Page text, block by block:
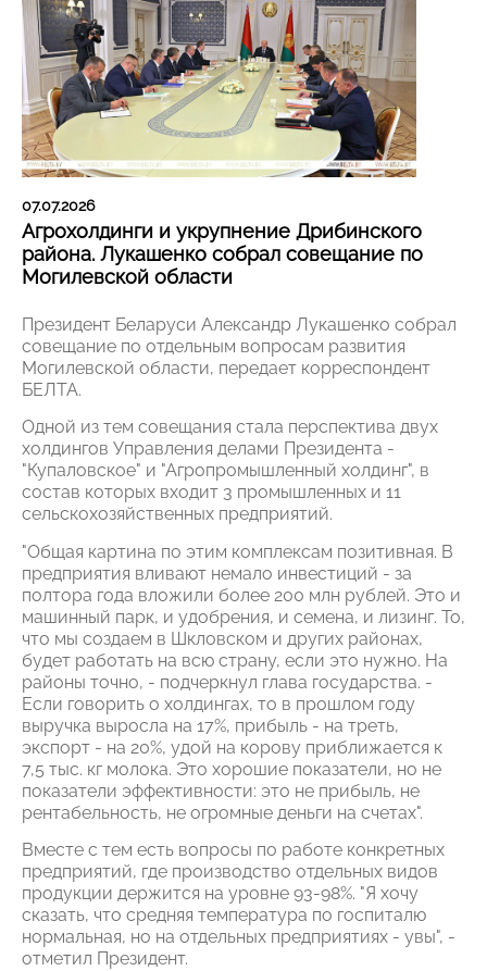
07.07.2026
Агрохолдинги и укрупнение Дрибинского
района. Лукашенко собрал совещание по
Могилевской области
Президент Беларуси Александр Лукашенко собрал
совещание по отдельным вопросам развития
Могилевской области, передает корреспондент
БЕЛТА.
Одной из тем совещания стала перспектива двух
холдингов Управления делами Президента -
"Купаловское" и "Агропромышленный холдинг", в
состав которых входит 3 промышленных и 11
сельскохозяйственных предприятий.
"Общая картина по этим комплексам позитивная. В
предприятия вливают немало инвестиций - за
полтора года вложили более 200 млн рублей. Это и
машинный парк, и удобрения, и семена, и лизинг. То,
что мы создаем в Шкловском и других районах,
будет работать на всю страну, если это нужно. На
районы точно, - подчеркнул глава государства. -
Если говорить о холдингах, то в прошлом году
выручка выросла на 17%, прибыль - на треть,
экспорт - на 20%, удой на корову приближается к
7,5 тыс. кг молока. Это хорошие показатели, но не
показатели эффективности: это не прибыль, не
рентабельность, не огромные деньги на счетах".
Вместе с тем есть вопросы по работе конкретных
предприятий, где производство отдельных видов
продукции держится на уровне 93-98%. "Я хочу
сказать, что средняя температура по госпиталю
нормальная, но на отдельных предприятиях - увы", -
отметил Президент.